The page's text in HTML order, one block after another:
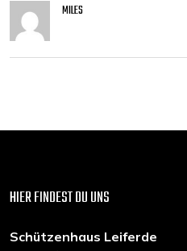
MILES
HIER FINDEST DU UNS
Schützenhaus Leiferde